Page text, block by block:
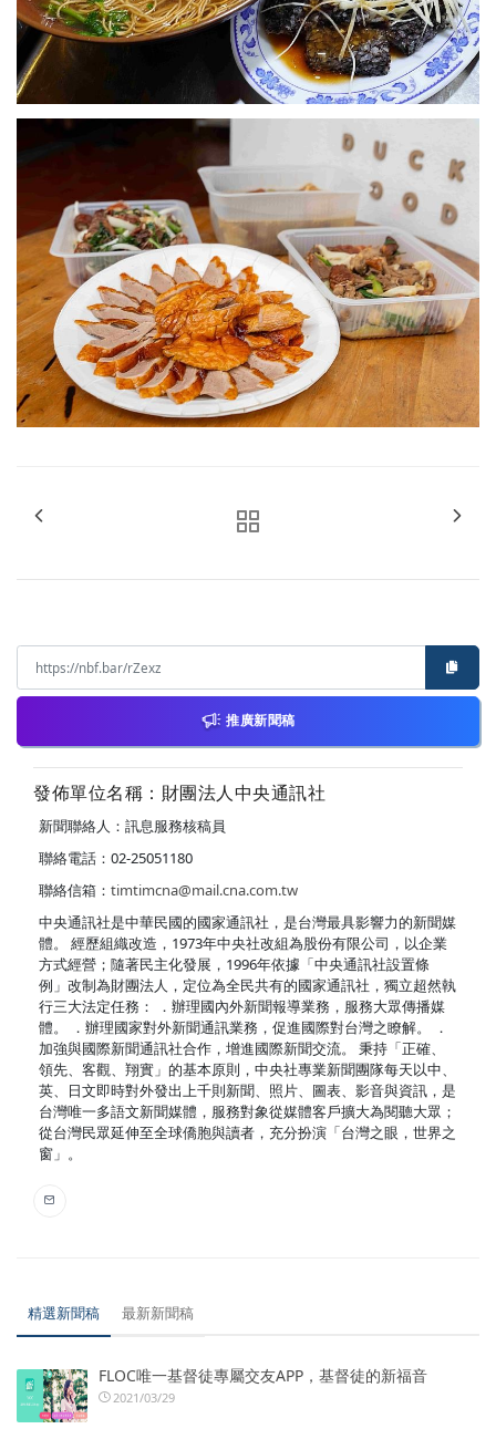
推廣新聞稿
發佈單位名稱：財團法人中央通訊社
新聞聯絡人：訊息服務核稿員
聯絡電話：02-25051180
聯絡信箱： timtimcna@mail.cna.com.tw
中央通訊社是中華民國的國家通訊社，是台灣最具影響力的新聞媒
體。 經歷組織改造，1973年中央社改組為股份有限公司，以企業
方式經營；隨著民主化發展，1996年依據「中央通訊社設置條
例」改制為財團法人，定位為全民共有的國家通訊社，獨立超然執
行三大法定任務： ．辦理國內外新聞報導業務，服務大眾傳播媒
體。 ．辦理國家對外新聞通訊業務，促進國際對台灣之瞭解。 ．
加強與國際新聞通訊社合作，增進國際新聞交流。 秉持「正確、
領先、客觀、翔實」的基本原則，中央社專業新聞團隊每天以中、
英、日文即時對外發出上千則新聞、照片、圖表、影音與資訊，是
台灣唯一多語文新聞媒體，服務對象從媒體客戶擴大為閱聽大眾；
從台灣民眾延伸至全球僑胞與讀者，充分扮演「台灣之眼，世界之
窗」。
精選新聞稿 最新新聞稿
FLOC唯一基督徒專屬交友APP，基督徒的新福音
2021/03/29